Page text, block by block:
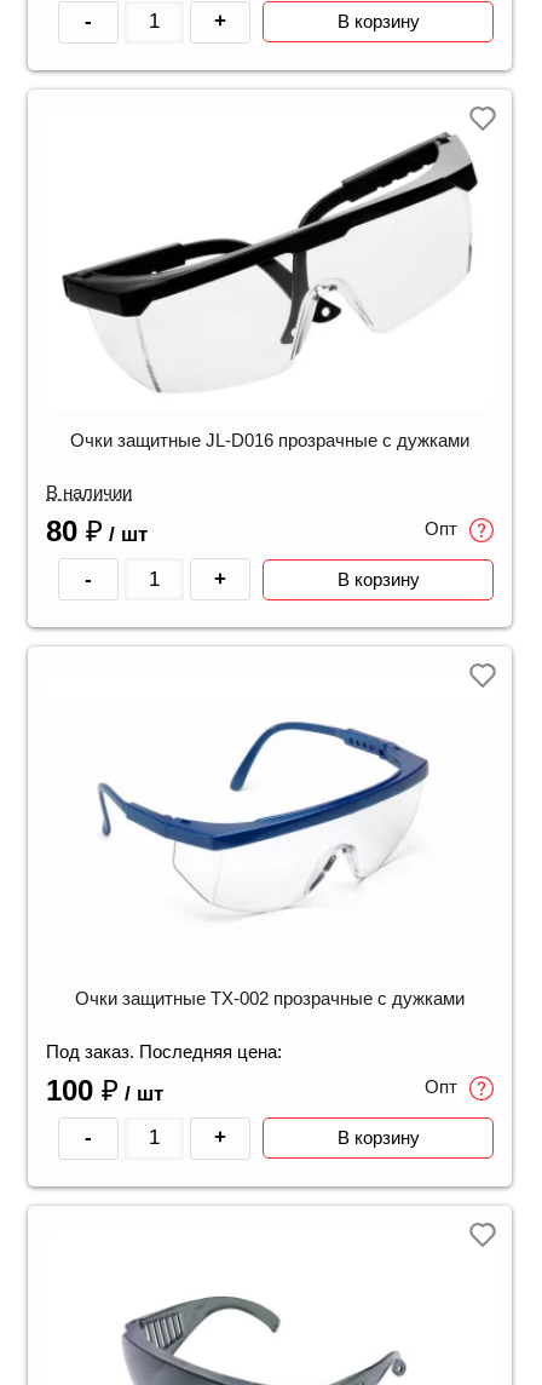
- + В корзину
Очки защитные JL-D016 прозрачные с дужками
В наличии
80 ₽ / шт Опт
- + В корзину
Очки защитные ТХ-002 прозрачные с дужками
Под заказ. Последняя цена:
100 ₽ / шт Опт
- + В корзину